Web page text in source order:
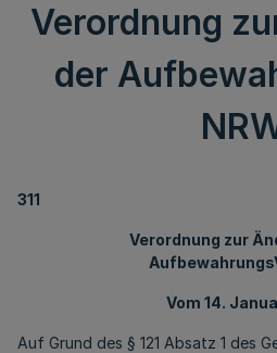
Verordnung
der
311
Verordnung zur
Vom 14.
Auf Grund des § 121 Absatz 1 des